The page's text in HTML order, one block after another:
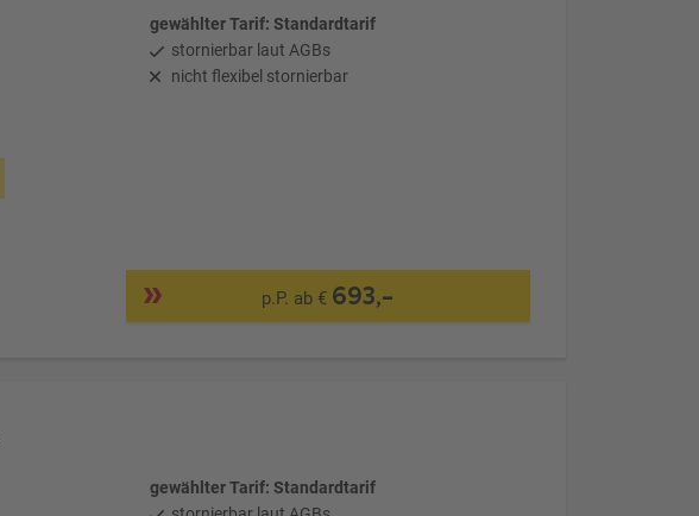
gewählter Tarif: Standardtarif
stornierbar laut AGBs
nicht flexibel stornierbar
p.P. ab € 693,-
gewählter Tarif: Standardtarif